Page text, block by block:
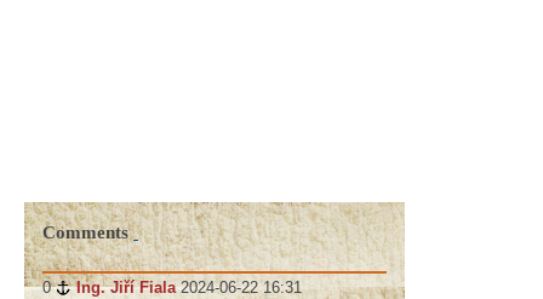
Comments
0 # Ing. Jiří Fiala 2024-06-22 16:31